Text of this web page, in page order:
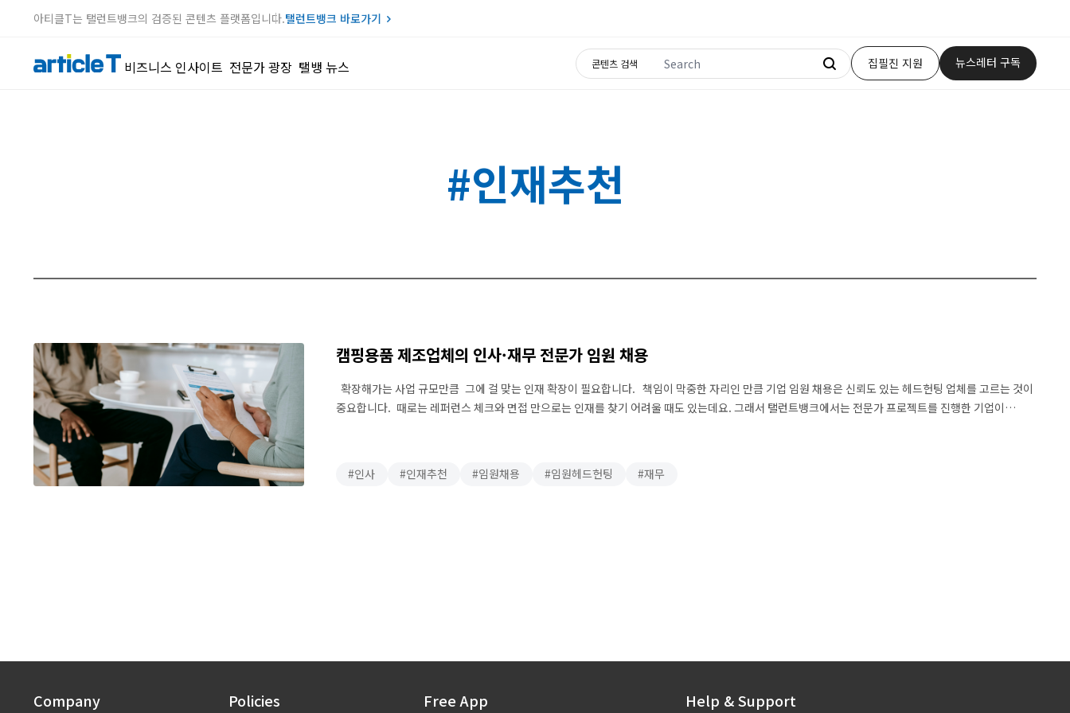
아티클T는 탤런트뱅크의 검증된 콘텐츠 플랫폼입니다.탤런트뱅크 바로가기
비즈니스 인사이트 전문가 광장 탤뱅 뉴스 Search for:
콘텐츠 검색 집필진 지원 뉴스레터 구독
#인재추천
인사 인재추천 임원채용 임원헤드헌팅 재무
캠핑용품 제조업체의 인사·재무 전문가 임원 채용
확장해가는 사업 규모만큼 그에 걸 맞는 인재 확장이 필요합니다. 책임이 막중한 자리인 만큼 기업 임원 채용은 신뢰도 있는 헤드헌팅 업체를 고르는 것이
중요합니다. 때로는 레퍼런스 체크와 면접 만으로는 인재를 찾기 어려울 때도 있는데요. 그래서 탤런트뱅크에서는 전문가 프로젝트를 진행한 기업이
Company Policies Free App Help & Support